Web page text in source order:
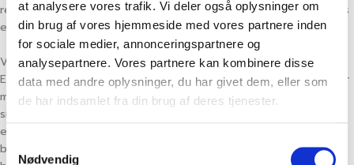
at analysere vores trafik. Vi deler også oplysninger om
din brug af vores hjemmeside med vores partnere inden
for sociale medier, annonceringspartnere og
analysepartnere. Vores partnere kan kombinere disse
data med andre oplysninger, du har givet dem, eller som
de har indsamlet fra din brug af deres tjenester.
Nødvendig
registrerer dig som bruger eller abonnent, øvrig brug af services
eller foretager køb via websitet.
Vi indsamler og behandler typisk følgende typer af oplysninger:
Et unikt ID og tekniske oplysninger om din computer, tablet eller
mobiltelefon, dit IP-nummer, geografisk placering, samt hvilke
sider du klikker på (interesser). I det omfang du selv giver
eksplicit samtykke hertil og selv indtaster informationerne
behandles desuden: Navn, telefonnummer, e-mail, adresse og